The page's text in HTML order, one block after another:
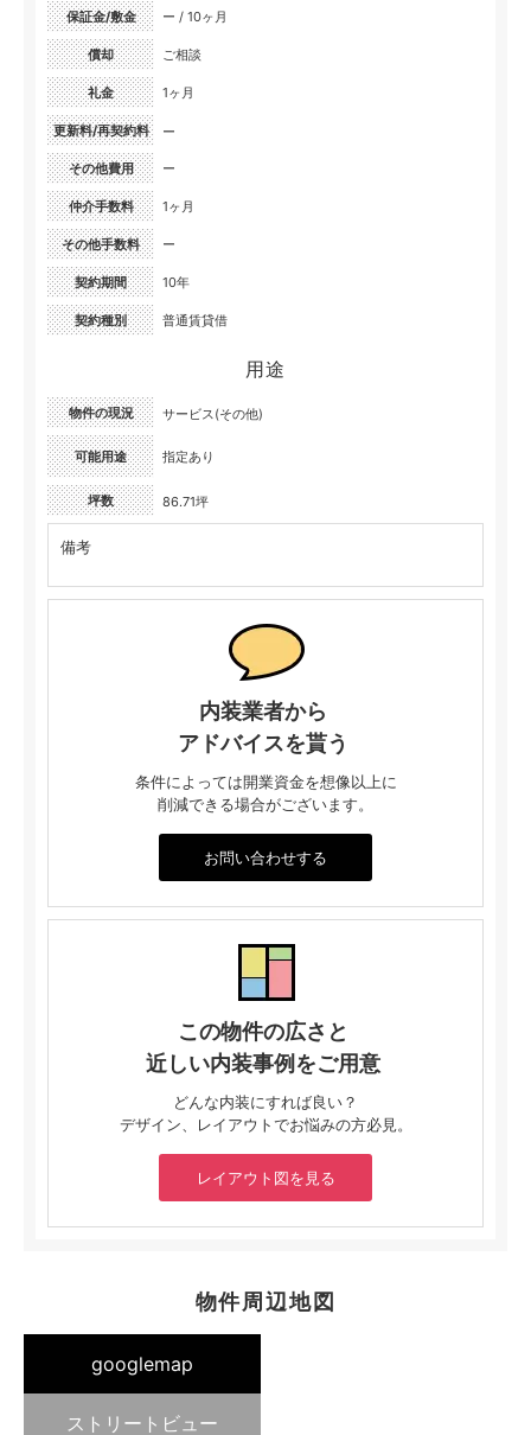
保証金/敷金 ー / 10ヶ月
償却 ご相談
礼金 1ヶ月
更新料/再契約料 ー
その他費用 ー
仲介手数料 1ヶ月
その他手数料 ー
契約期間 10年
契約種別 普通賃貸借
用途
物件の現況 サービス(その他)
可能用途 指定あり
坪数 86.71坪
備考
内装業者から
アドバイスを貰う
条件によっては開業資金を想像以上に
削減できる場合がございます。
お問い合わせする
この物件の広さと
近しい内装事例をご用意
どんな内装にすれば良い？
デザイン、レイアウトでお悩みの方必見。
レイアウト図を見る
物件周辺地図
googlemap
ストリートビュー